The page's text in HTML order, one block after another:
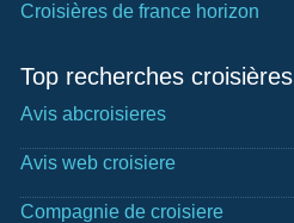
Croisières de france horizon
Top recherches croisières
Avis abcroisieres
Avis web croisiere
Compagnie de croisiere